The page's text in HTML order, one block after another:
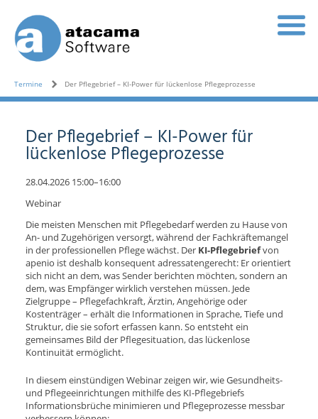
Termine Der Pflegebrief – KI-Power für lückenlose Pflegeprozesse
Der Pflegebrief – KI-Power für
lückenlose Pflegeprozesse
28.04.2026 15:00–16:00
Webinar
Die meisten Menschen mit Pflegebedarf werden zu Hause von
An- und Zugehörigen versorgt, während der Fachkräftemangel
in der professionellen Pflege wächst. Der KI-Pflegebriefvon
apenio ist deshalb konsequent adressatengerecht: Er orientiert
sich nicht an dem, was Sender berichten möchten, sondern an
dem, was Empfänger wirklich verstehen müssen. Jede
Zielgruppe – Pflegefachkraft, Ärztin, Angehörige oder
Kostenträger – erhält die Informationen in Sprache, Tiefe und
Struktur, die sie sofort erfassen kann. So entsteht ein
gemeinsames Bild der Pflegesituation, das lückenlose
Kontinuität ermöglicht.
In diesem einstündigen Webinar zeigen wir, wie Gesundheits-
und Pflegeeinrichtungen mithilfe des KI-Pflegebriefs
Informationsbrüche minimieren und Pflegeprozesse messbar